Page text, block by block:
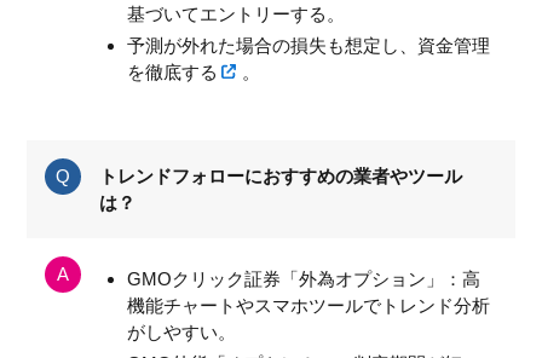
基づいてエントリーする。
予測が外れた場合の損失も想定し、資金管理
を徹底する
。
トレンドフォローにおすすめの業者やツール
は？
GMOクリック証券「外為オプション」：高
機能チャートやスマホツールでトレンド分析
がしやすい。